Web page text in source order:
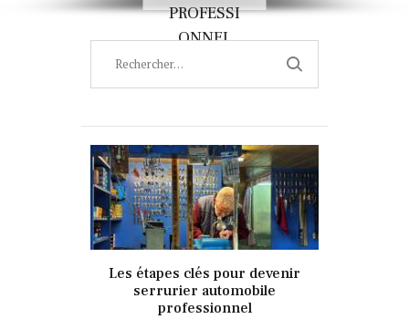
PROFESSI
ONNEL
NON CLASSÉ
OU CHAT
?
RETROUV
338Views 0 Likes
Les étapes clés pour devenir
serrurier automobile
professionnel